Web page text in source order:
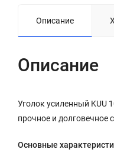
Описание
Описание
Уголок усиленный KUU
прочное и долговечное
Основные